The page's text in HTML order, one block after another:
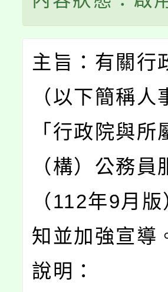
主旨：有關行
（以下簡稱
「行政院與
（構）公務
（112年9月
知並加強宣導
說明：